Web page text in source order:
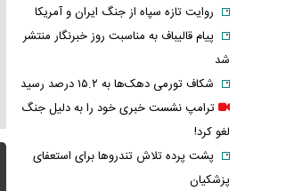
روایت تازه سپاه از جنگ ایران و آمریکا
پیام قالیباف به مناسبت روز خبرنگار منتشر
شد
شکاف تورمی دهک‌ها به ۱۵.۲ درصد رسید
ترامپ نشست خبری خود را به دلیل جنگ
لغو کرد!
پشت پرده تلاش تندروها برای استعفای
پزشکیان